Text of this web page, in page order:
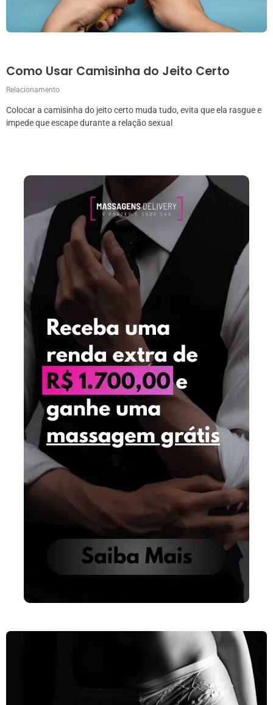
Como Usar Camisinha do Jeito Certo
Relacionamento
Colocar a camisinha do jeito certo muda tudo, evita que ela rasgue e
impede que escape durante a relação sexual